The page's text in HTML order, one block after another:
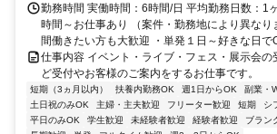
勤務時間 実働時間：6時間/日 平均勤務日数：1
時間～お仕事あり （案件・勤務地により異なり
間働きたい方も大歓迎 ・単発１日～好きな日で
仕事内容 イベント・ライブ・フェス・展示会の
ど受付やお客様のご案内をするお仕事です。
短期（3ヵ月以内） 扶養内勤務OK 週1日からOK
副業・
土日祝のみOK
主婦・主夫歓迎 フリーター歓迎 短期 シ
平日のみOK
学生歓迎 未経験者歓迎 経験者歓迎 ブラン